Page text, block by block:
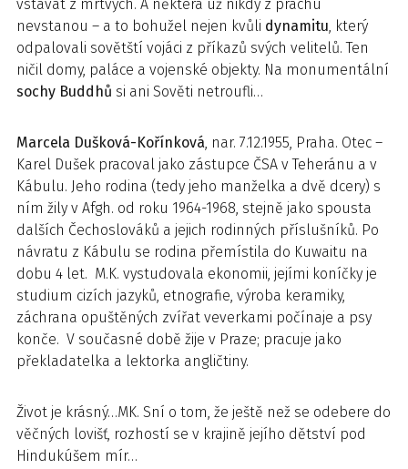
vstávat z mrtvých. A některá už nikdy z prachu
nevstanou – a to bohužel nejen kvůli dynamitu, který
odpalovali sovětští vojáci z příkazů svých velitelů. Ten
ničil domy, paláce a vojenské objekty. Na monumentální
sochy Buddhů si ani Sověti netroufli…
Marcela Dušková-Kořínková, nar. 7.12.1955, Praha. Otec –
Karel Dušek pracoval jako zástupce ČSA v Teheránu a v
Kábulu. Jeho rodina (tedy jeho manželka a dvě dcery) s
ním žily v Afgh. od roku 1964-1968, stejně jako spousta
dalších Čechoslováků a jejich rodinných příslušníků. Po
návratu z Kábulu se rodina přemístila do Kuwaitu na
dobu 4 let. M.K. vystudovala ekonomii, jejími koníčky je
studium cizích jazyků, etnografie, výroba keramiky,
záchrana opuštěných zvířat veverkami počínaje a psy
konče. V současné době žije v Praze; pracuje jako
překladatelka a lektorka angličtiny.
Život je krásný…MK. Sní o tom, že ještě než se odebere do
věčných lovišť, rozhostí se v krajině jejího dětství pod
Hindukúšem mír…